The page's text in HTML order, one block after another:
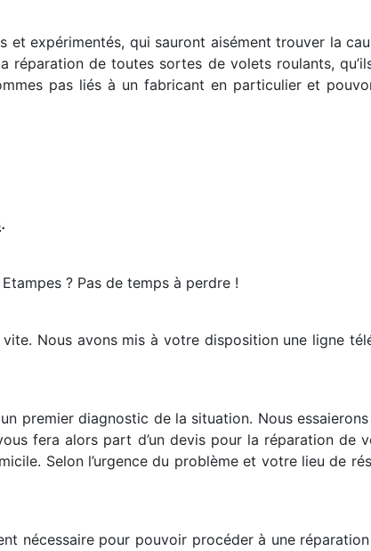
expérimentés, qui sauront aisément trouver la
réparation de toutes sortes de volets roulants,
pas liés à un fabricant en particulier et
.
? Pas de temps à perdre !
Nous avons mis à votre disposition une ligne
premier diagnostic de la situation. Nous
fera alors part d’un devis pour la réparation de
Selon l’urgence du problème et votre lieu de
nécessaire pour pouvoir procéder à une